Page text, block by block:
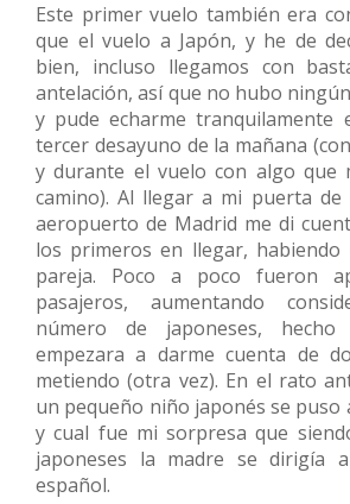
Este primer vuelo también era
que el vuelo a Japón, y he de
bien, incluso llegamos con
antelación, así que no hubo
y pude echarme tranquilamente
tercer desayuno de la mañana
y durante el vuelo con algo que
camino). Al llegar a mi puerta de
aeropuerto de Madrid me di
los primeros en llegar, habiendo
pareja. Poco a poco fueron
pasajeros, aumentando
número de japoneses,
empezara a darme cuenta de
metiendo (otra vez). En el rato
un pequeño niño japonés se puso
y cual fue mi sorpresa que
japoneses la madre se dirigía
español.